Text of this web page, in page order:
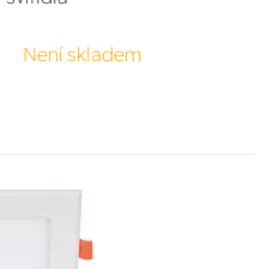
Není skladem